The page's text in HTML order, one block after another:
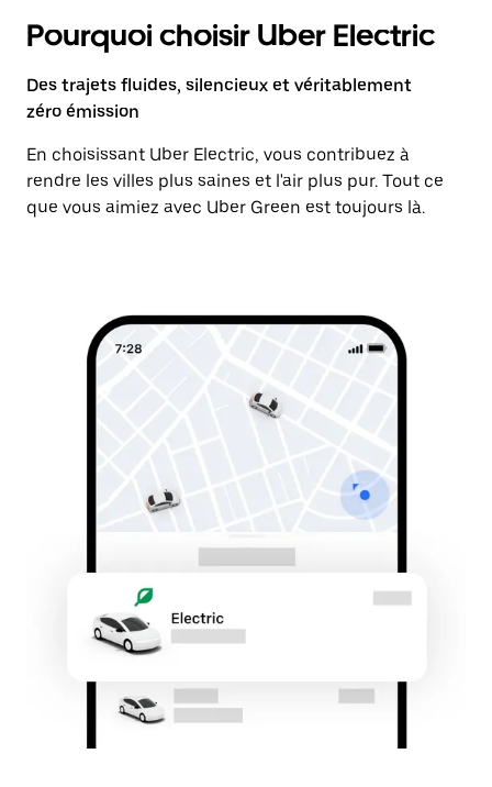
Pourquoi choisir Uber Electric
Des trajets fluides, silencieux et véritablement
zéro émission
En choisissant Uber Electric, vous contribuez à
rendre les villes plus saines et l'air plus pur. Tout ce
que vous aimiez avec Uber Green est toujours là.